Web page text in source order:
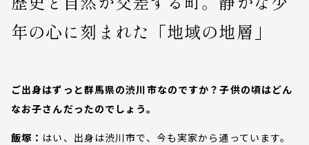
年の心に刻まれた「地域の地層」
ご出身はずっと群馬県の渋川市なのですか？子供の頃はどん
なお子さんだったのでしょう。
飯塚： はい、出身は渋川市で、今も実家から通っています。